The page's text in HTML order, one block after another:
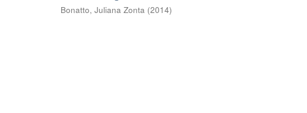
Bonatto, Juliana Zonta (2014)